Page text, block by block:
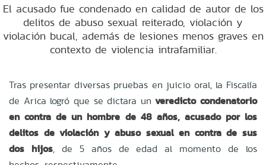
El acusado fue condenado en calidad de autor de los
delitos de abuso sexual reiterado, violación y
violación bucal, además de lesiones menos graves en
contexto de violencia intrafamiliar.
Tras presentar diversas pruebas en juicio oral, la Fiscalía
de Arica logró que se dictara unveredicto condenatorio
en contra de un hombre de 48 años, acusado por los
delitos de violación y abuso sexual en contra de sus
dos hijos, de 5 años de edad al momento de los